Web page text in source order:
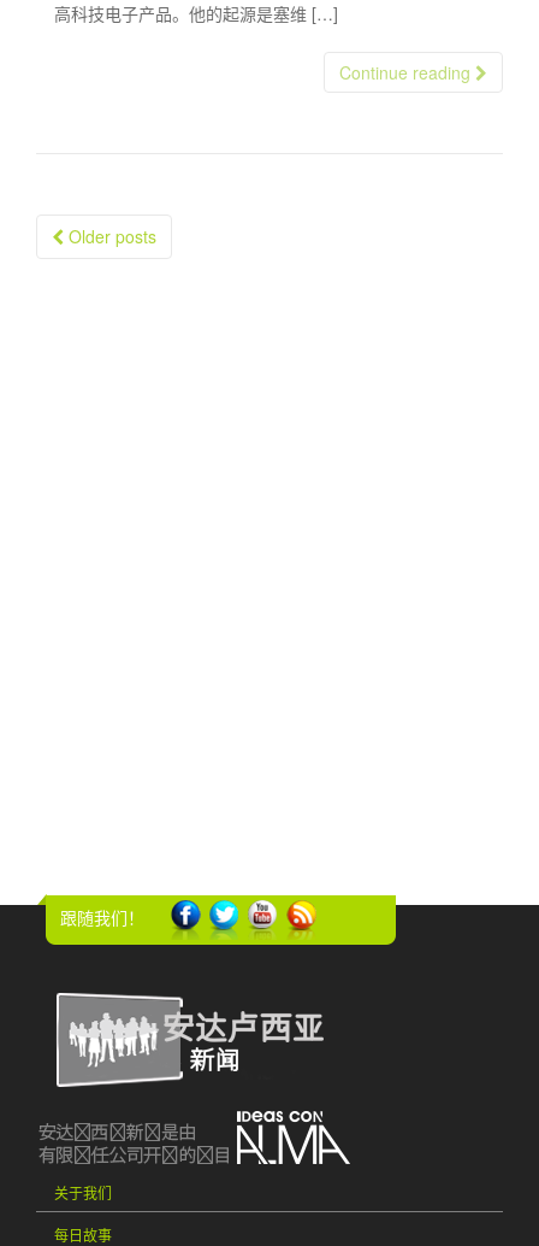
高科技电子产品。他的起源是塞维 […]
Continue reading
Posts navigation
Older posts
跟随我们！
关于我们
每日故事